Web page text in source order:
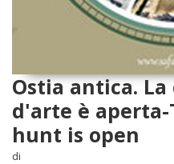
Ostia antica.
d'arte è
hunt is open
di